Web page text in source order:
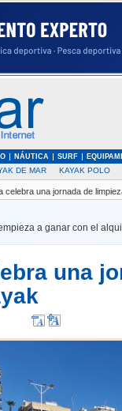
NÁUTICA SURF
DE MAR KAYAK POLO
celebra una jornada de
a ganar con el
una